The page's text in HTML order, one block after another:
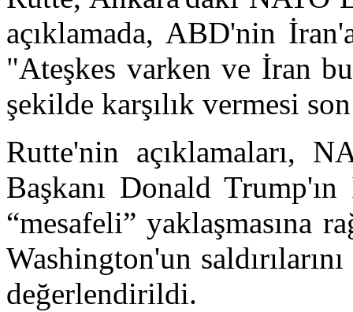
açıklamada, ABD'nin
"Ateşkes varken ve İran
şekilde karşılık vermesi
Rutte'nin açıklamaları,
Başkanı Donald
“mesafeli” yaklaşmasına
Washington'un
değerlendirildi.